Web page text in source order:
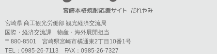
宮崎県 商工観光労働部 観光経済交流局
国際・経済交流課 物産・海外展開担当
〒880-8501 宮崎県宮崎市橘通東2丁目10番1号
TEL：0985-26-7113 FAX：0985-26-7327